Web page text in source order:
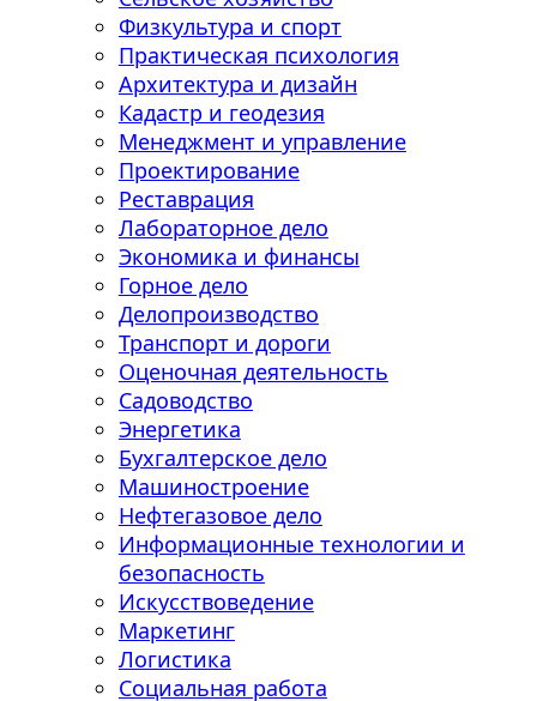
Физкультура и спорт
Практическая психология
Архитектура и дизайн
Кадастр и геодезия
Менеджмент и управление
Проектирование
Реставрация
Лабораторное дело
Экономика и финансы
Горное дело
Делопроизводство
Транспорт и дороги
Оценочная деятельность
Садоводство
Энергетика
Бухгалтерское дело
Машиностроение
Нефтегазовое дело
Информационные технологии и
безопасность
Искусствоведение
Маркетинг
Логистика
Социальная работа